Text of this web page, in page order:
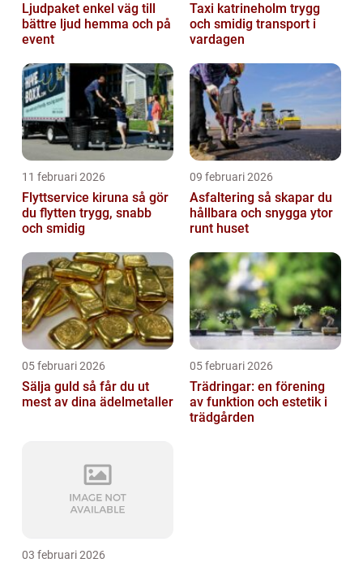
Ljudpaket enkel väg till
bättre ljud hemma och på
event
Taxi katrineholm trygg
och smidig transport i
vardagen
11 februari 2026
Flyttservice kiruna så gör
du flytten trygg, snabb
och smidig
09 februari 2026
Asfaltering så skapar du
hållbara och snygga ytor
runt huset
05 februari 2026
Sälja guld så får du ut
mest av dina ädelmetaller
05 februari 2026
Trädringar: en förening
av funktion och estetik i
trädgården
03 februari 2026